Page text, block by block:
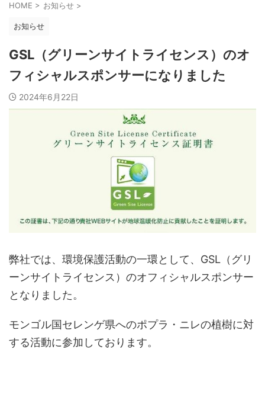
HOME > お知らせ >
お知らせ
GSL（グリーンサイトライセンス）のオ
フィシャルスポンサーになりました
2024年6月22日
弊社では、環境保護活動の一環として、GSL（グリ
ーンサイトライセンス）のオフィシャルスポンサー
となりました。
モンゴル国セレンゲ県へのポプラ・ニレの植樹に対
する活動に参加しております。